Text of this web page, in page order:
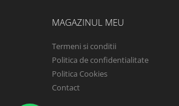
MAGAZINUL MEU
Termeni si conditii
Politica de confidentialitate
Politica Cookies
Contact